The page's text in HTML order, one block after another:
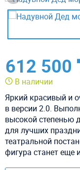
612 500
В наличии
Яркий красивый и
в версии 2.0.
высокой степенью
для лучших
театральной
фигура станет